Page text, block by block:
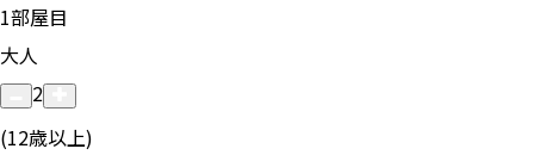
1部屋目
大人
2
(12歳以上)